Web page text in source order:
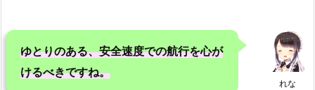
れな
ゆとりのある、安全速度での航行を心が
けるべきですね。